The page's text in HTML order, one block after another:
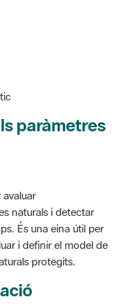
i definir el model de
protegits.